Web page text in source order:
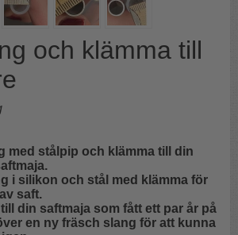
och klämma till
med stålpip och klämma till din
i silikon och stål med klämma för
saft.
din saftmaja som fått ett par år på
en ny fräsch slang för att kunna